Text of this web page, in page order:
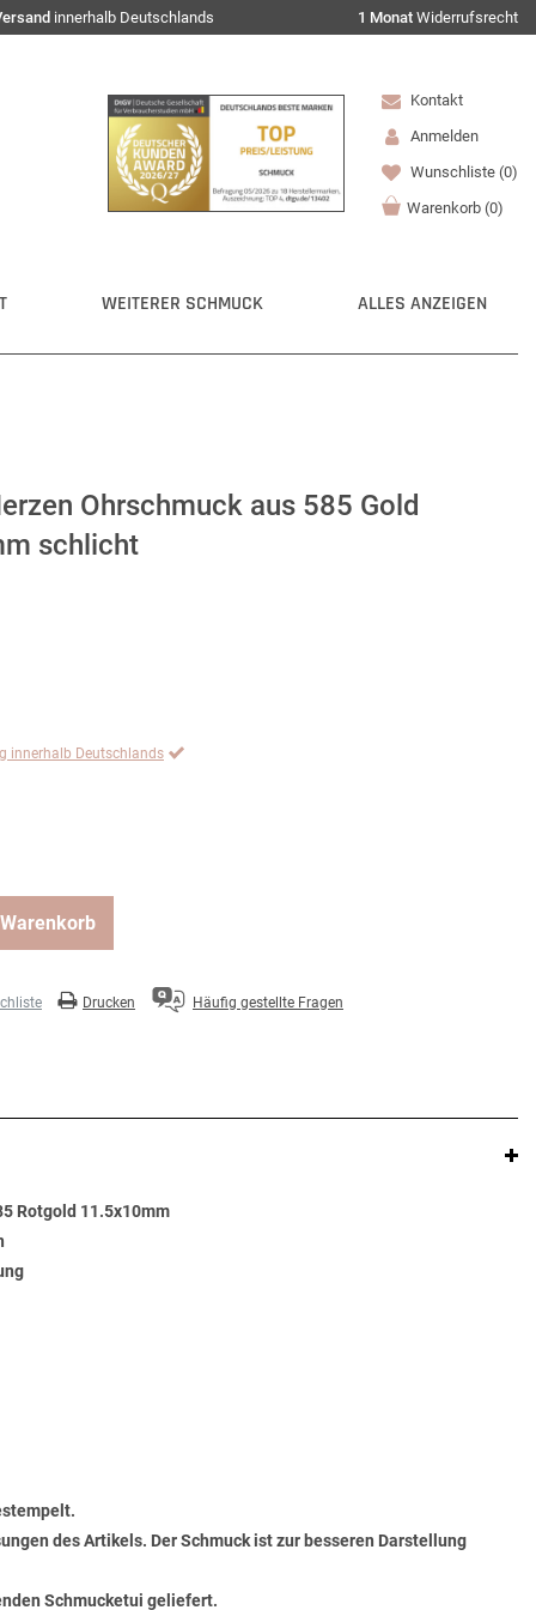
innerhalb Deutschlands 1 Monat Widerrufsrecht
Kontakt
Anmelden
Wunschliste (0)
Warenkorb (0)
WEITERER SCHMUCK ALLES ANZEIGEN
Ohrschmuck aus 585 Gold
schlicht
innerhalb Deutschlands
Drucken Häufig gestellte Fragen
Rotgold 11.5x10mm
des Artikels. Der Schmuck ist zur besseren Darstellung
Schmucketui geliefert.